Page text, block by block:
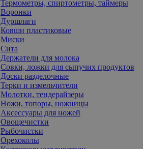
Термометры, спиртометры, таймеры
Воронки
Дуршлаги
Ковши пластиковые
Миски
Сита
Держатели для молока
Совки, ложки для сыпучих продуктов
Доски разделочные
Терки и измельчители
Молотки, тендерайзеры
Ножи, топоры, ножницы
Аксессуары для ножей
Овощечистки
Рыбочистки
Орехоколы